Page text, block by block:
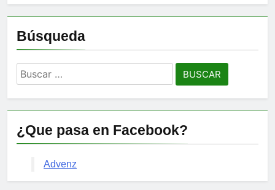
Búsqueda
Buscar:
¿Que pasa en Facebook?
Advenz